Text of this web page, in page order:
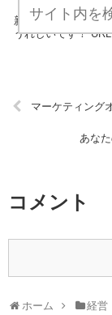
「インターネット
新情報をお知らせす
うれしいです！
マーケティング
あな
コメント
ホーム 経営